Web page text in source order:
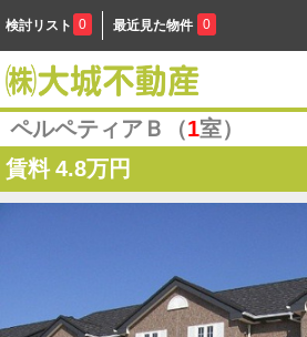
検討リスト 0 最近見た物件 0
ペルペティアＢ（1室）
賃料 4.8万円